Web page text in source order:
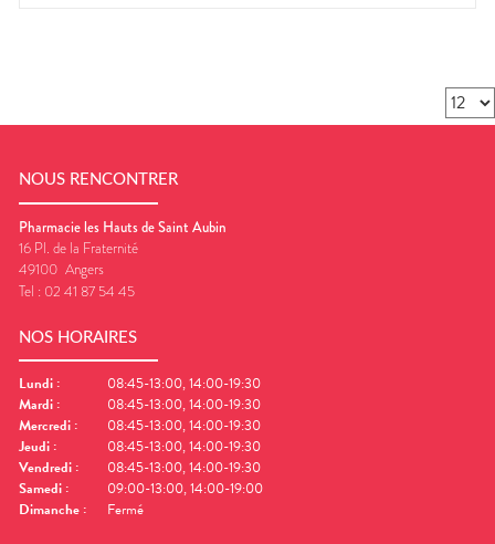
NOUS RENCONTRER
Pharmacie les Hauts de Saint Aubin
16 Pl. de la Fraternité
49100 Angers
Tel : 02 41 87 54 45
NOS HORAIRES
Lundi :
08:45-13:00, 14:00-19:30
Mardi :
08:45-13:00, 14:00-19:30
Mercredi :
08:45-13:00, 14:00-19:30
Jeudi :
08:45-13:00, 14:00-19:30
Vendredi :
08:45-13:00, 14:00-19:30
Samedi :
09:00-13:00, 14:00-19:00
Dimanche : Fermé